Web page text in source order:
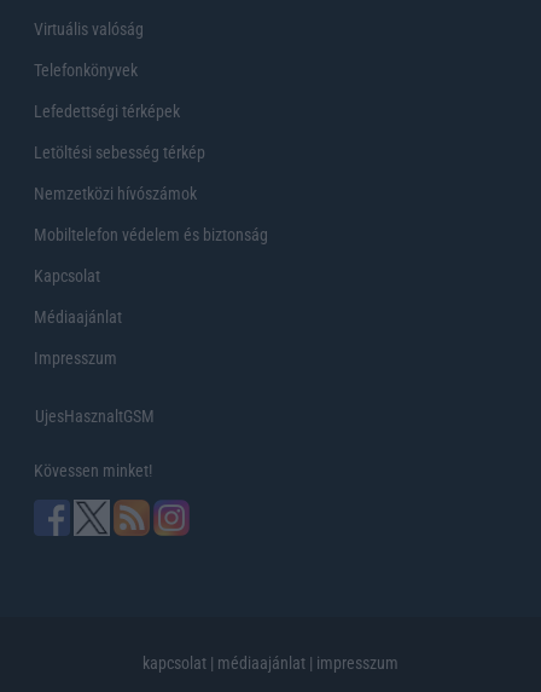
Virtuális valóság
Telefonkönyvek
Lefedettségi térképek
Letöltési sebesség térkép
Nemzetközi hívószámok
Mobiltelefon védelem és biztonság
Kapcsolat
Médiaajánlat
Impresszum
UjesHasznaltGSM
Kövessen minket!
kapcsolat | médiaajánlat | impresszum